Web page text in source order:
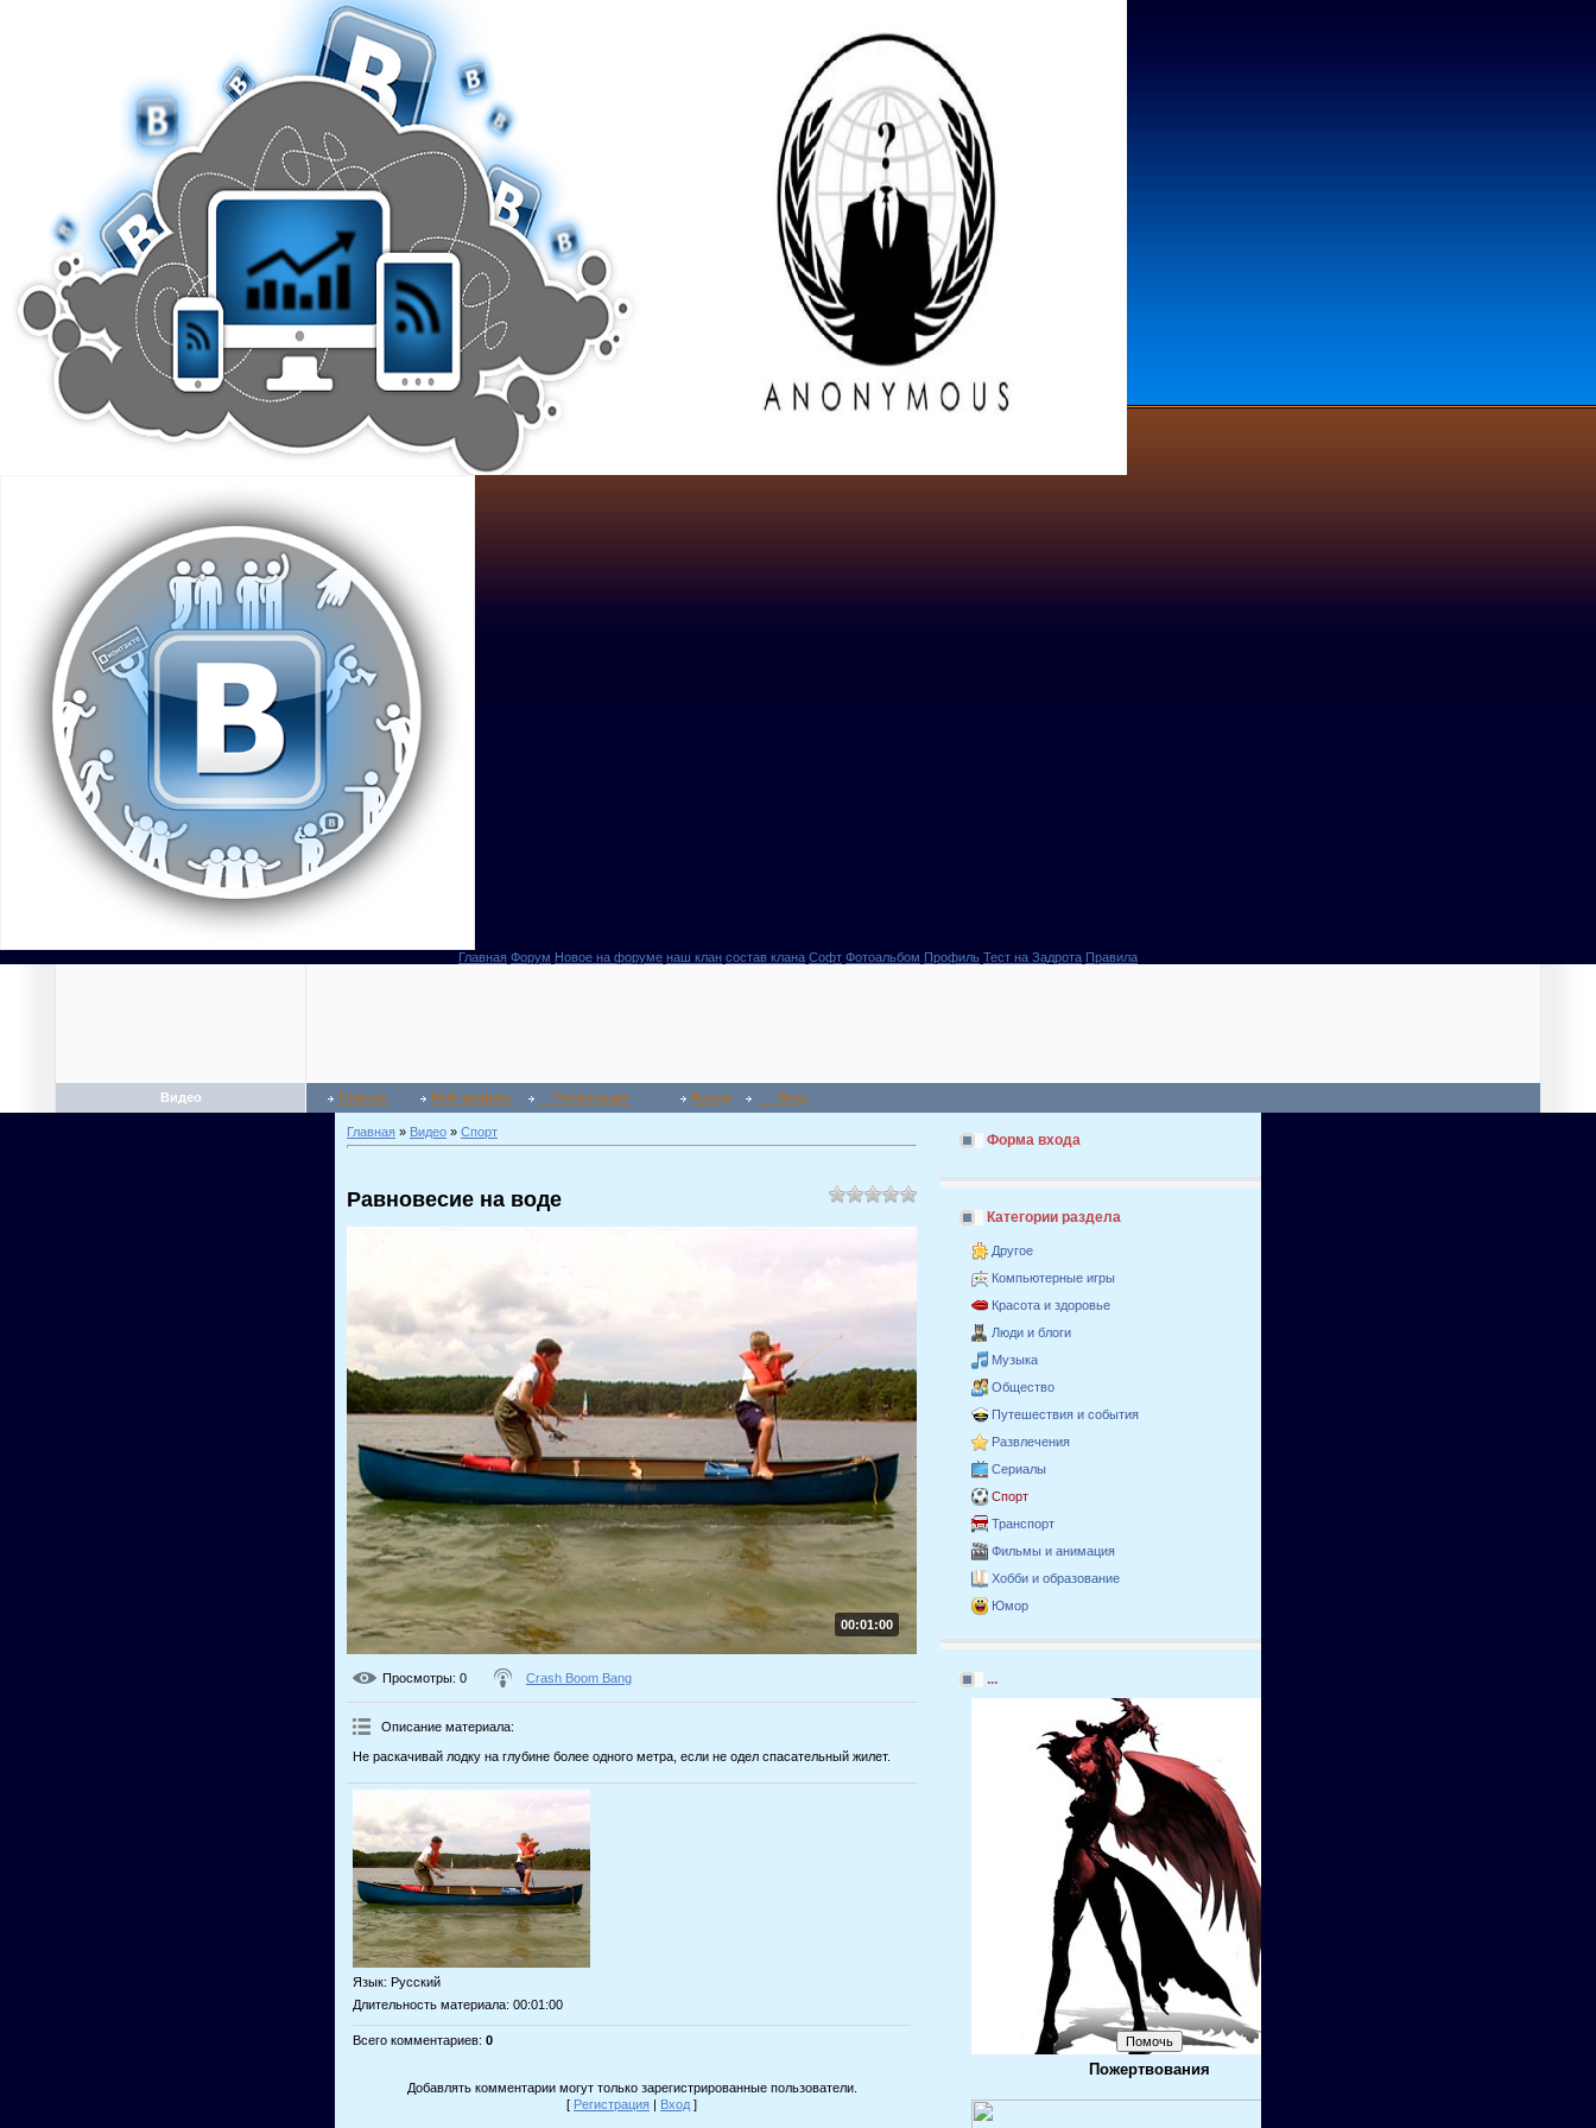
Главная Форум Новое на форуме наш клан состав клана Софт Фотоальбом Профиль Тест на Задрота Правила
Видео Главная Мой профиль Регистрация Выход Вход
Главная » Видео » Спорт
Равновесие на воде
00:01:00
Просмотры: 0 Crash Boom Bang
Описание материала:
Не раскачивай лодку на глубине более одного метра, если не одел спасательный жилет.
Язык: Русский
Длительность материала: 00:01:00
Всего комментариев: 0
Добавлять комментарии могут только зарегистрированные пользователи.
[ Регистрация | Вход ]
Форма входа
Категории раздела
Другое
Компьютерные игры
Красота и здоровье
Люди и блоги
Музыка
Общество
Путешествия и события
Развлечения
Сериалы
Спорт
Транспорт
Фильмы и анимация
Хобби и образование
Юмор
...
Пожертвования